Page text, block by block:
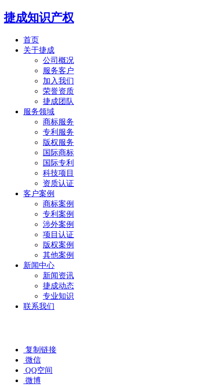
捷成知识产权
首页
关于捷成
公司概况
服务客户
加入我们
荣誉资质
捷成团队
服务领域
商标服务
专利服务
版权服务
国际商标
国际专利
科技项目
资质认证
客户案例
商标案例
专利案例
涉外案例
项目认证
版权案例
其他案例
新闻中心
新闻资讯
捷成动态
专业知识
联系我们
复制链接
微信
QQ空间
微博